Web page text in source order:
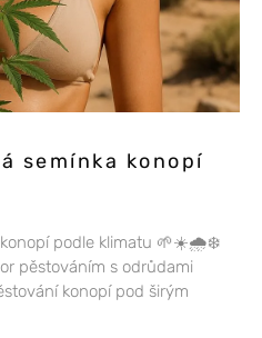
semínka konopí
konopí podle klimatu 🌱☀️🌧️❄️
pěstováním s odrůdami
konopí pod širým